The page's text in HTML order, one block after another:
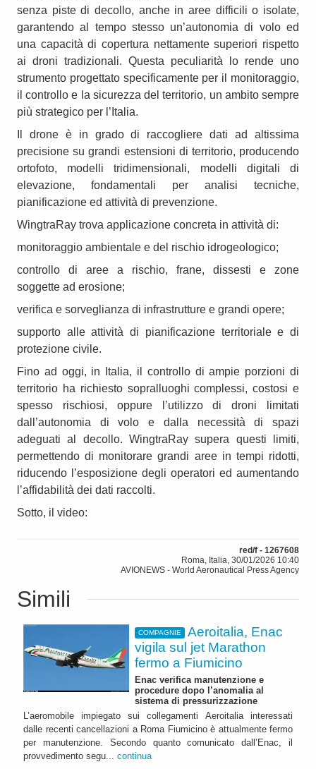
senza piste di decollo, anche in aree difficili o isolate,
garantendo al tempo stesso un’autonomia di volo ed
una capacità di copertura nettamente superiori rispetto
ai droni tradizionali. Questa peculiarità lo rende uno
strumento progettato specificamente per il monitoraggio,
il controllo e la sicurezza del territorio, un ambito sempre
più strategico per l’Italia.
Il drone è in grado di raccogliere dati ad altissima
precisione su grandi estensioni di territorio, producendo
ortofoto, modelli tridimensionali, modelli digitali di
elevazione, fondamentali per analisi tecniche,
pianificazione ed attività di prevenzione.
WingtraRay trova applicazione concreta in attività di:
monitoraggio ambientale e del rischio idrogeologico;
controllo di aree a rischio, frane, dissesti e zone
soggette ad erosione;
verifica e sorveglianza di infrastrutture e grandi opere;
supporto alle attività di pianificazione territoriale e di
protezione civile.
Fino ad oggi, in Italia, il controllo di ampie porzioni di
territorio ha richiesto sopralluoghi complessi, costosi e
spesso rischiosi, oppure l’utilizzo di droni limitati
dall’autonomia di volo e dalla necessità di spazi
adeguati al decollo. WingtraRay supera questi limiti,
permettendo di monitorare grandi aree in tempi ridotti,
riducendo l’esposizione degli operatori ed aumentando
l’affidabilità dei dati raccolti.
Sotto, il video:
red/f - 1267608
Roma, Italia, 30/01/2026 10:40
AVIONEWS - World Aeronautical Press Agency
Simili
COMPAGNIE
Aeroitalia, Enac
vigila sul jet Marathon
fermo a Fiumicino
Enac verifica manutenzione e
procedure dopo l’anomalia al
sistema di pressurizzazione
L’aeromobile impiegato sui collegamenti Aeroitalia interessati
dalle recenti cancellazioni a Roma Fiumicino è attualmente fermo
per manutenzione. Secondo quanto comunicato dall’Enac, il
provvedimento segu... continua